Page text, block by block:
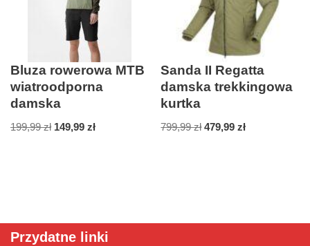
Bluza rowerowa MTB
wiatroodporna
damska
199,99zł 149,99 zł
Sanda II Regatta
damska trekkingowa
kurtka
799,99zł 479,99zł
Przydatne linki